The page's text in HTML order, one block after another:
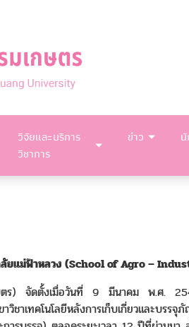
วิจัยและบริการ
วิชาการ
ข่าว
ลัยแม่ฟ้าหลวง (School of Agro –
กษตร) จัดตั้งเมื่อวันที่ 9 มีนาคม พ.ศ.
วิชาเทคโนโลยีหลังการเก็บเกี่ยวและบร